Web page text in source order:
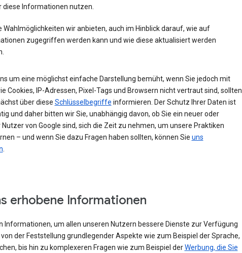
diese Informationen nutzen.
Wahlmöglichkeiten wir anbieten, auch im Hinblick darauf, wie auf
zugegriffen werden kann und wie diese aktualisiert werden
um eine möglichst einfache Darstellung bemüht, wenn Sie jedoch mit
Cookies, IP-Adressen, Pixel-Tags und Browsern nicht vertraut sind, sollten
über diese Schlüsselbegriffe informieren. Der Schutz Ihrer Daten ist
und daher bitten wir Sie, unabhängig davon, ob Sie ein neuer oder
Nutzer von Google sind, sich die Zeit zu nehmen, um unsere Praktiken
– und wenn Sie dazu Fragen haben sollten, können Sie uns
.
erhobene Informationen
Informationen, um allen unseren Nutzern bessere Dienste zur Verfügung
der Feststellung grundlegender Aspekte wie zum Beispiel der Sprache,
bis hin zu komplexeren Fragen wie zum Beispiel derWerbung, die Sie